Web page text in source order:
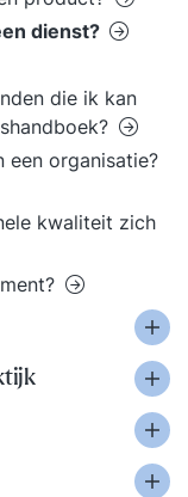
dienst?
die ik kan
een organisatie?
kwaliteit zich